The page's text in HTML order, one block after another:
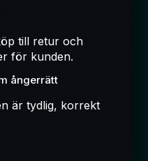
till retur och
för kunden.
ångerrätt
är tydlig, korrekt